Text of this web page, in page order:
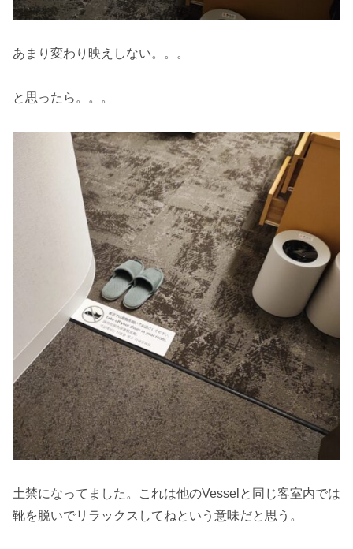
あまり変わり映えしない。。。
と思ったら。。。
土禁になってました。これは他のVesselと同じ客室内では
靴を脱いでリラックスしてねという意味だと思う。